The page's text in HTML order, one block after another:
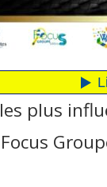
plus